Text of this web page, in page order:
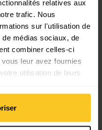
relatives aux
trafic. Nous
sur l'utilisation de
médias sociaux, de
combiner celles-ci
leur avez fournies
utilisation de leurs
JulboMontebianco 2,
Reactiv 2-4